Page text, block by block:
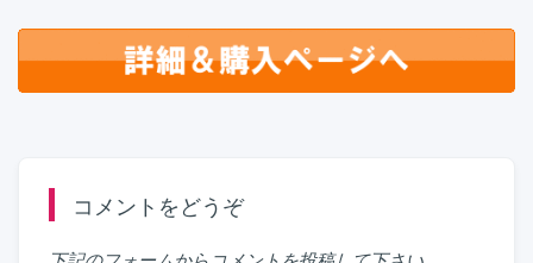
コメントをどうぞ